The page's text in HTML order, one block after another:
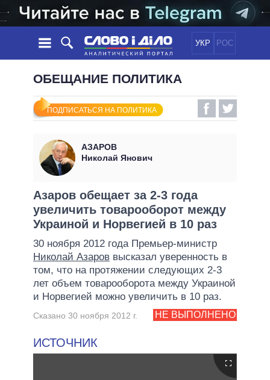
УКР РОС
НОВОСТИ
ЛЕНТА
СОБЫТИЯ
СТАТЬИ
МНЕНИЯ
ОБЗОРЫ
ДАЙДЖЕСТЫ
ПОЛИТИКА
ЭКОНОМИКА
МИР
ОБЕЩАНИЯ
ВСЕ ПОЛИТИКИ
ПРЕЗИДЕНТ И ОФИС
ВЕРХОВНАЯ РАДА
КАБИНЕТ МИНИСТРОВ
ГЛАВЫ ОБЛАДМИНИСТРАЦИЙ
МЭРЫ
ВСЕ ПЕРСОНЫ
ИНФОГРАФИКА
ПОДДЕРЖАТЬ
ОБЕЩАНИЕ ПОЛИТИКА
ПОДПИСАТЬСЯ НА ПОЛИТИКА
АЗАРОВ
Николай Янович
Азаров обещает за 2-3 года
увеличить товарооборот между
Украиной и Норвегией в 10 раз
30 ноября 2012 года Премьер-министр
Николай Азаров высказал уверенность в
том, что на протяжении следующих 2-3
лет объем товарооборота между Украиной
и Норвегией можно увеличить в 10 раз.
НЕ ВЫПОЛНЕНО
Сказано 30 ноября 2012 г.
ИСТОЧНИК